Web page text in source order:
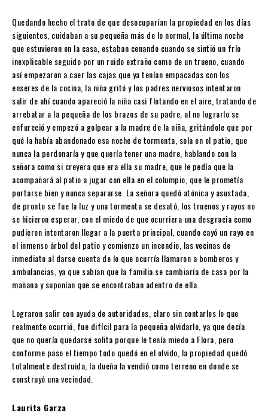
Quedando hecho el trato de que desocuparían la propiedad en los días
siguientes, cuidaban a su pequeña más de lo normal, la última noche
que estuvieron en la casa, estaban cenando cuando se sintió un frío
inexplicable seguido por un ruido extraño como de un trueno, cuando
así empezaron a caer las cajas que ya tenían empacadas con los
enseres de la cocina, la niña gritó y los padres nerviosos intentaron
salir de ahí cuando apareció la niña casi flotando en el aire, tratando de
arrebatar a la pequeña de los brazos de su padre, al no lograrlo se
enfureció y empezó a golpear a la madre de la niña, gritándole que por
qué la había abandonado esa noche de tormenta, sola en el patio, que
nunca la perdonaría y que quería tener una madre, hablando con la
señora como si creyera que era ella su madre, que le pedía que la
acompañará al patio a jugar con ella en el columpio, que le prometía
portarse bien y nunca separarse. La señora quedó atónica y asustada,
de pronto se fue la luz y una tormenta se desató, los truenos y rayos no
se hicieron esperar, con el miedo de que ocurriera una desgracia como
pudieron intentaron llegar a la puerta principal, cuando cayó un rayo en
el inmenso árbol del patio y comienzo un incendio, las vecinas de
inmediato al darse cuenta de lo que ocurría llamaron a bomberos y
ambulancias, ya que sabían que la familia se cambiaría de casa por la
mañana y suponían que se encontraban adentro de ella.
Lograron salir con ayuda de autoridades, claro sin contarles lo que
realmente ocurrió, fue difícil para la pequeña olvidarlo, ya que decía
que no quería quedarse solita porque le tenía miedo a Flora, pero
conforme paso el tiempo todo quedó en el olvido, la propiedad quedó
totalmente destruida, la dueña la vendió como terreno en donde se
construyó una vecindad.
Laurita Garza